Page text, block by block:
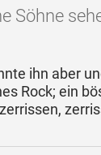
Söhne
ihn aber
Rock; ein